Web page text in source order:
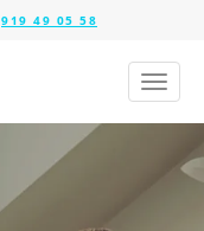
919 49 05 58
Toggle